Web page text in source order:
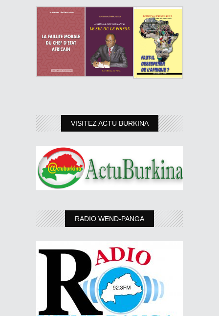
VISITEZ ACTU BURKINA
RADIO WEND-PANGA